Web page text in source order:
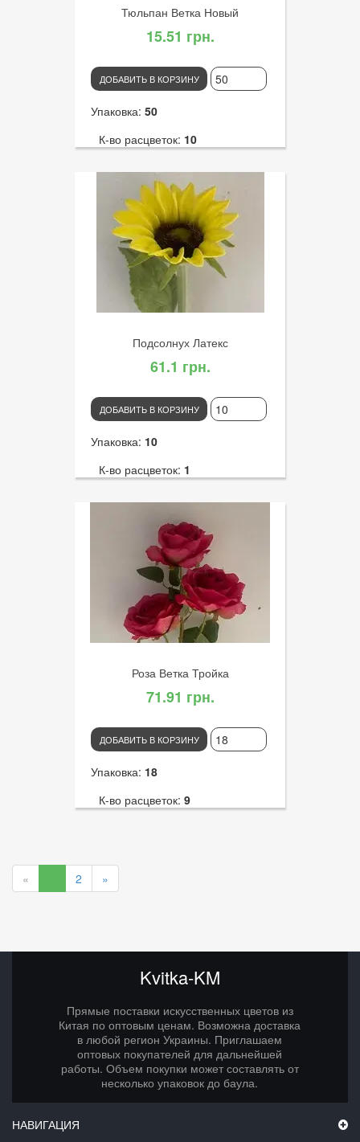
Тюльпан Ветка Новый
15.51 грн.
ДОБАВИТЬ В КОРЗИНУ
Упаковка: 50
К-во расцветок: 10
К-во голов:
Артикул:3019
Диаметр цветка: 6
Подсолнух Латекс
61.1 грн.
ДОБАВИТЬ В КОРЗИНУ
Упаковка: 10
К-во расцветок: 1
К-во голов:1
3117
Диаметр цветка:10
Роза Ветка Тройка
71.91 грн.
ДОБАВИТЬ В КОРЗИНУ
Упаковка: 18
К-во расцветок: 9
Артикул:
« 2 »
Kvitka-KM
Прямые поставки искусственных цветов из
Китая по оптовым ценам. Возможна доставка
в любой регион Украины. Приглашаем
оптовых покупателей для дальнейшей
работы. Объем покупки может составлять от
несколько упаковок до баула.
НАВИГАЦИЯ